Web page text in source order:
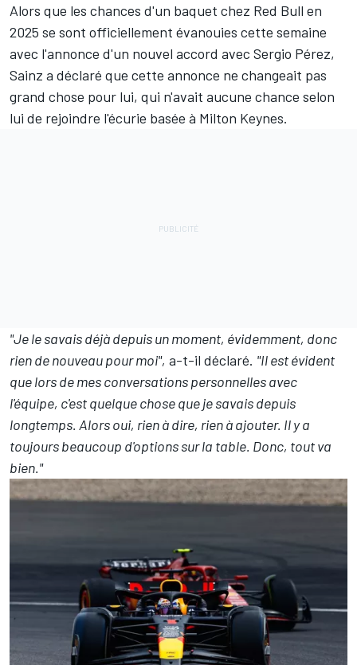
Alors que les chances d'un baquet chez Red Bull en
2025 se sont officiellement évanouies cette semaine
avec l'annonce d'un nouvel accord avec Sergio Pérez,
Sainz a déclaré que cette annonce ne changeait pas
grand chose pour lui, qui n'avait aucune chance selon
lui de rejoindre l'écurie basée à Milton Keynes.
"Je le savais déjà depuis un moment, évidemment, donc
rien de nouveau pour moi", a-t-il déclaré. "Il est évident
que lors de mes conversations personnelles avec
l'équipe, c'est quelque chose que je savais depuis
longtemps. Alors oui, rien à dire, rien à ajouter. Il y a
toujours beaucoup d'options sur la table. Donc, tout va
bien."